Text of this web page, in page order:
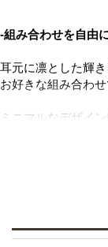
-組み合わせを自由
耳元に凛とした輝
お好きな組み合わ
ミニマルなデザイ
上品さとモダンさ
※ニッケルフリー